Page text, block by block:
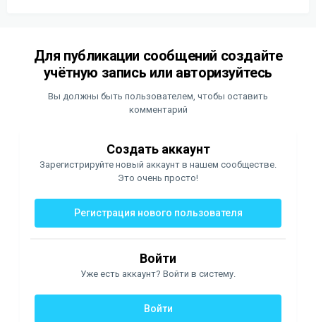
Для публикации сообщений создайте
учётную запись или авторизуйтесь
Вы должны быть пользователем, чтобы оставить
комментарий
Создать аккаунт
Зарегистрируйте новый аккаунт в нашем сообществе.
Это очень просто!
Регистрация нового пользователя
Войти
Уже есть аккаунт? Войти в систему.
Войти